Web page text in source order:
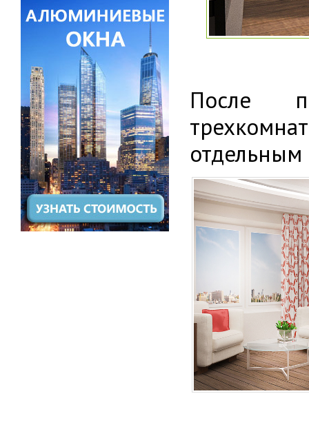
После